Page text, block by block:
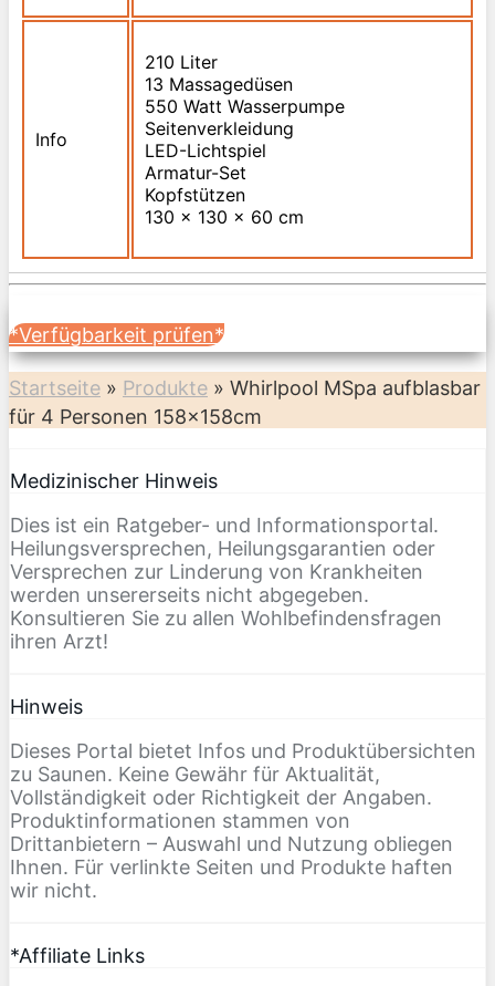
Info
210 Liter
13 Massagedüsen
550 Watt Wasserpumpe
Seitenverkleidung
LED-Lichtspiel
Armatur-Set
Kopfstützen
130 x 130 x 60 cm
*Verfügbarkeit prüfen*
Startseite » Produkte » Whirlpool MSpa aufblasbar
für 4 Personen 158x158cm
Medizinischer Hinweis
Dies ist ein Ratgeber- und Informationsportal.
Heilungsversprechen, Heilungsgarantien oder
Versprechen zur Linderung von Krankheiten
werden unsererseits nicht abgegeben.
Konsultieren Sie zu allen Wohlbefindensfragen
ihren Arzt!
Hinweis
Dieses Portal bietet Infos und Produktübersichten
zu Saunen. Keine Gewähr für Aktualität,
Vollständigkeit oder Richtigkeit der Angaben.
Produktinformationen stammen von
Drittanbietern – Auswahl und Nutzung obliegen
Ihnen. Für verlinkte Seiten und Produkte haften
wir nicht.
*Affiliate Links